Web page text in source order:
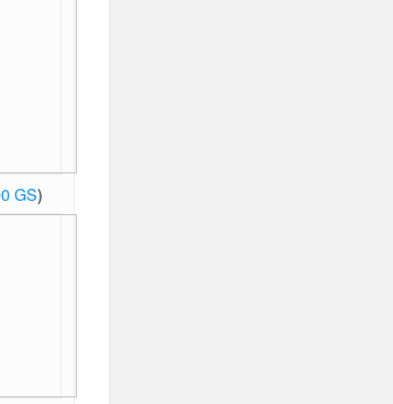
GS)